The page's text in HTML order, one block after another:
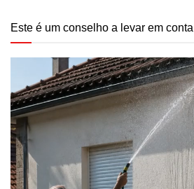
Este é um conselho a levar em conta